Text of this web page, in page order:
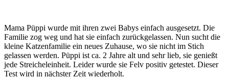
Mama Püppi wurde mit ihren zwei Babys einfach ausgesetzt. Die
Familie zog weg und hat sie einfach zurückgelassen. Nun sucht die
kleine Katzenfamilie ein neues Zuhause, wo sie nicht im Stich
gelassen werden. Püppi ist ca. 2 Jahre alt und sehr lieb, sie genießt
jede Streicheleinheit. Leider wurde sie Felv positiv getestet. Dieser
Test wird in nächster Zeit wiederholt.